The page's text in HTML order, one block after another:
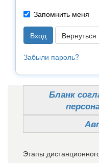
Запомнить меня
Вернуться
Забыли пароль?
Бланк
Этапы